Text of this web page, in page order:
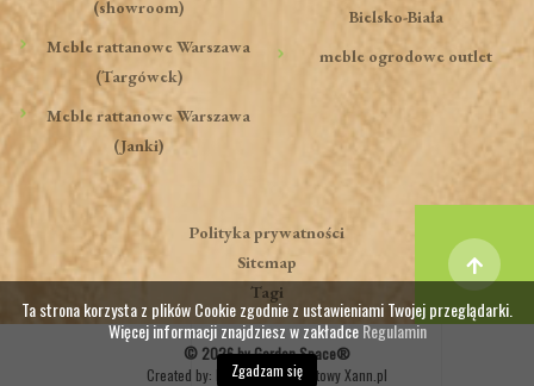
(showroom)
Meble rattanowe Warszawa
(Targówek)
Meble rattanowe Warszawa
(Janki)
Bielsko-Biała
meble ogrodowe outlet
Polityka prywatności
Sitemap
Tagi
© 2026 by Garden Space®
Created by:
Marketing internetowy Xann.pl
Ta strona korzysta z plików Cookie zgodnie z ustawieniami Twojej przeglądarki.
Więcej informacji znajdziesz w zakładceRegulamin
Zgadzam się